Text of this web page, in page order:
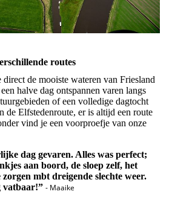
routes
de mooiste wateren van Friesland
halve dag ontspannen varen langs
of een volledige dagtocht
de Elfstedenroute, er is altijd een route
vind je een voorproefje van onze
dag gevaren. Alles was perfect;
aan boord, de sloep zelf, het
zorgen mbt dreigende slechte weer.
vatbaar!” - Maaike